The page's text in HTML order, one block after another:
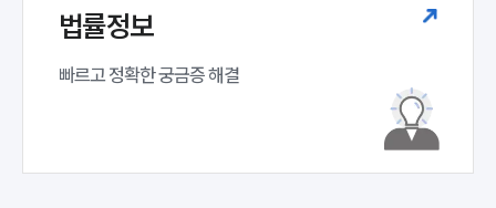
법률정보
빠르고 정확한 궁금증 해결